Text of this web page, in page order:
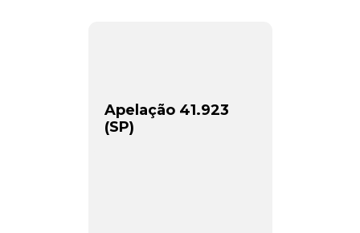
Apelação 41.923
(SP)